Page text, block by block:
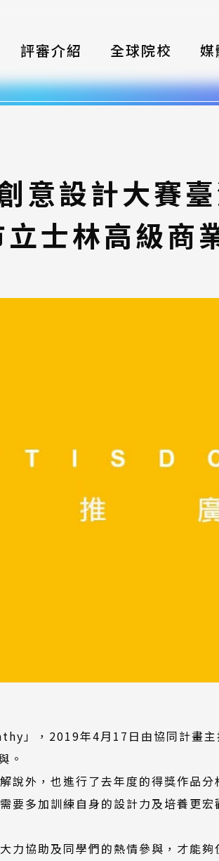
評審介紹 全球院校 媒
意設計大賽
士林高級商
」，2019年4月17日由協同計畫
。
說外，也進行了去年度的得獎作品
要多加訓練自身的設計力及培養更
力協助及同學們的熱情參與，才能